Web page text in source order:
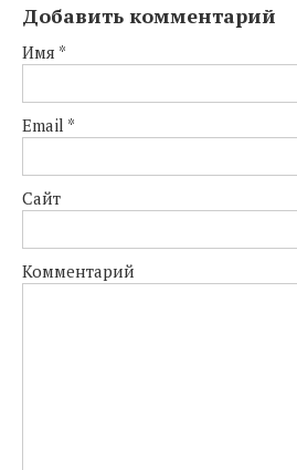
Добавить комментарий
Имя *
Email *
Сайт
Комментарий